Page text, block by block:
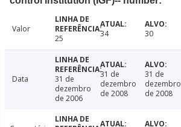
Valor
25
34 30
Data
31 de
dezembro
de 2006
31 de
dezembro
de 2008
31 de
dezembro
de 2008